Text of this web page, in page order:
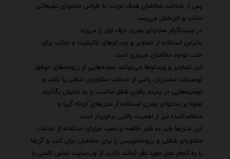
پس از شناخت مخاطبان هدف نوبت به طراحی محتوای تبلیغاتی
جذاب و اثربخش می‌رسد.
در اینستاگرام محتوای بصری حرف اول را می‌زند.
بنابراین استفاده از تصاویر و ویدئوهای باکیفیت و جذاب برای
جلب توجه مخاطبان ضروری است.
این تصاویر و ویدئوها می‌توانند نمونه‌هایی از رزومه‌های موفق
توصیفات مشتریان راضی از خدمات مشاوره‌ی شغلی یا نکات و
توصیه‌هایی در زمینه یافتن شغل مناسب را به نمایش بگذارند.
علاوه بر محتوای بصری استفاده از متن‌های کوتاه گیرا و
متقاعدکننده نیز از اهمیت بالایی برخوردار است.
این متن‌ها باید به طور خلاصه و مفید مزایای استفاده از خدمات
مشاوره‌ی شغلی و رزومه‌نویسی را برای مخاطبان بیان کنند و آن‌ها
را به انجام عمل مورد نظر (مانند بازدید از وب‌سایت تماس تلفنی یا